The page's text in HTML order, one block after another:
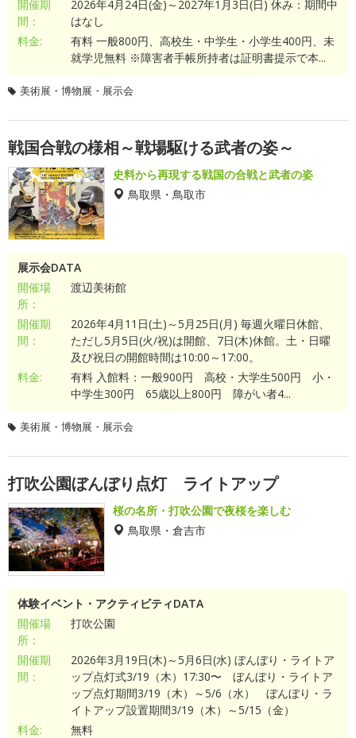
開催期
間：
2026年4月24日(金)～2027年1月3日(日) 休み：期間中
はなし
料金:
有料 一般800円、高校生・中学生・小学生400円、未
就学児無料 ※障害者手帳所持者は証明書提示で本...
美術展・博物展・展示会
戦国合戦の様相～戦場駆ける武者の姿～
史料から再現する戦国の合戦と武者の姿
鳥取県・鳥取市
展示会DATA
開催場
所：
渡辺美術館
開催期
間：
2026年4月11日(土)～5月25日(月) 毎週火曜日休館、
ただし5月5日(火/祝)は開館、7日(木)休館。土・日曜
及び祝日の開館時間は10:00～17:00。
料金:
有料 入館料：一般900円 高校・大学生500円 小・
中学生300円 65歳以上800円 障がい者4...
美術展・博物展・展示会
打吹公園ぼんぼり点灯 ライトアップ
桜の名所・打吹公園で夜桜を楽しむ
鳥取県・倉吉市
体験イベント・アクティビティDATA
開催場
所：
打吹公園
開催期
間：
2026年3月19日(木)～5月6日(水) ぼんぼり・ライトア
ップ点灯式3/19（木）17:30〜 ぼんぼり・ライトア
ップ点灯期間3/19（木）～5/6（水） ぼんぼり・ラ
イトアップ設置期間3/19（木）～5/15（金）
料金:
無料